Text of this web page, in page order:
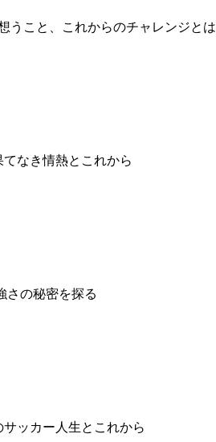
うこと、これからのチャレンジとは
なき情熱とこれから
さの秘密を探る
ッカー人生とこれから